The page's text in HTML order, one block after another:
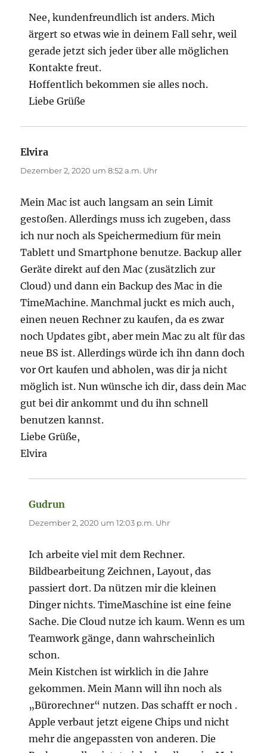
Nee, kundenfreundlich ist anders. Mich
ärgert so etwas wie in deinem Fall sehr, weil
gerade jetzt sich jeder über alle möglichen
Kontakte freut.
Hoffentlich bekommen sie alles noch.
Liebe Grüße
Elvira
Dezember 2, 2020 um 8:52 a.m. Uhr
Mein Mac ist auch langsam an sein Limit
gestoßen. Allerdings muss ich zugeben, dass
ich nur noch als Speichermedium für mein
Tablett und Smartphone benutze. Backup aller
Geräte direkt auf den Mac (zusätzlich zur
Cloud) und dann ein Backup des Mac in die
TimeMachine. Manchmal juckt es mich auch,
einen neuen Rechner zu kaufen, da es zwar
noch Updates gibt, aber mein Mac zu alt für das
neue BS ist. Allerdings würde ich ihn dann doch
vor Ort kaufen und abholen, was dir ja nicht
möglich ist. Nun wünsche ich dir, dass dein Mac
gut bei dir ankommt und du ihn schnell
benutzen kannst.
Liebe Grüße,
Elvira
Gudrun
Dezember 2, 2020 um 12:03 p.m. Uhr
Ich arbeite viel mit dem Rechner.
Bildbearbeitung Zeichnen, Layout, das
passiert dort. Da nützen mir die kleinen
Dinger nichts. TimeMaschine ist eine feine
Sache. Die Cloud nutze ich kaum. Wenn es um
Teamwork gänge, dann wahrscheinlich
schon.
Mein Kistchen ist wirklich in die Jahre
gekommen. Mein Mann will ihn noch als
„Bürorechner“ nutzen. Das schafft er noch .
Apple verbaut jetzt eigene Chips und nicht
mehr die angepassten von anderen. Die